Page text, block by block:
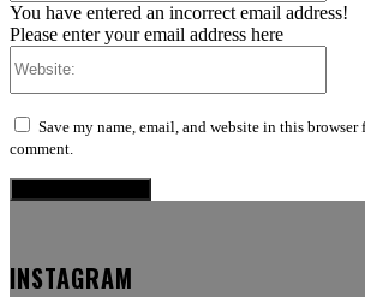
You have entered an incorrect email address!
Please enter your email address here
Save my name, email, and website in this
comment.
INSTAGRAM